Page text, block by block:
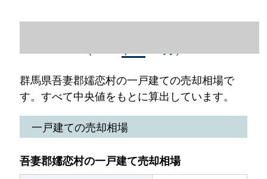
群馬県吾妻郡嬬恋村の一戸建ての売却相場で
す。すべて中央値をもとに算出しています。
一戸建ての売却相場
吾妻郡嬬恋村の一戸建て売却相場